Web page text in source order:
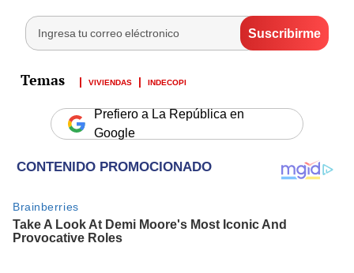
VIVIENDAS INDECOPI
Prefiero a La República en
Google